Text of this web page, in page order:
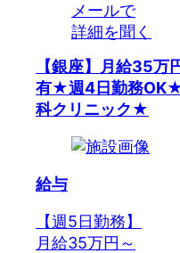
メールで
詳細を聞く
【銀座】月給35
有★週4日勤務OK★
科クリニック★
給与
【週5日勤務】
月給35万円～